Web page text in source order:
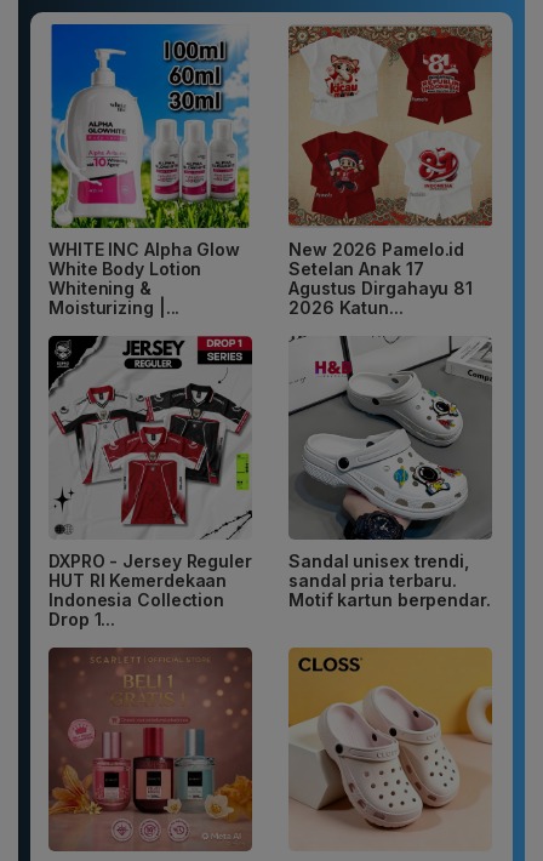
WHITE INC Alpha Glow
White Body Lotion
Whitening &
Moisturizing |...
New 2026 Pamelo.id
Setelan Anak 17
Agustus Dirgahayu 81
2026 Katun...
DXPRO - Jersey Reguler
HUT RI Kemerdekaan
Indonesia Collection
Drop 1...
Sandal unisex trendi,
sandal pria terbaru.
Motif kartun berpendar.